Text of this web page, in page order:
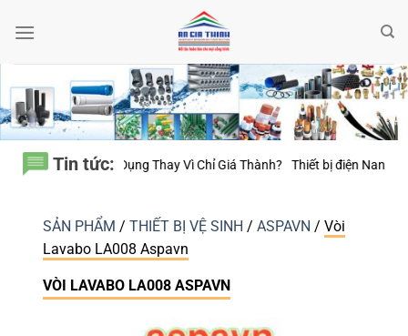
qua
Tin tức:
Sử Dụng Thay Vì Chỉ Giá Thành? Thiết bị điện Nanoco – Vì sao
SẢN PHẨM / THIẾT BỊ VỆ SINH / ASPAVN / Vòi
Lavabo LA008 Aspavn
VÒI LAVABO LA008 ASPAVN